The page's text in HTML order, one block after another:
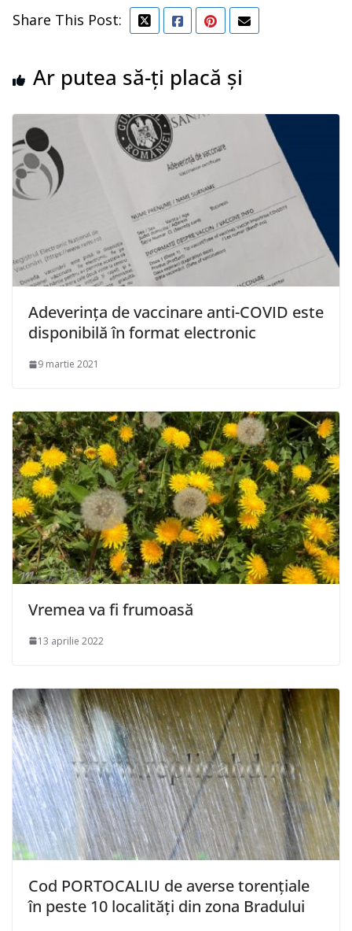
Share This Post:
Ar putea să-ți placă și
Adeverința de vaccinare anti-COVID este
disponibilă în format electronic
9 martie 2021
Vremea va fi frumoasă
13 aprilie 2022
Cod PORTOCALIU de averse torențiale
în peste 10 localități din zona Bradului